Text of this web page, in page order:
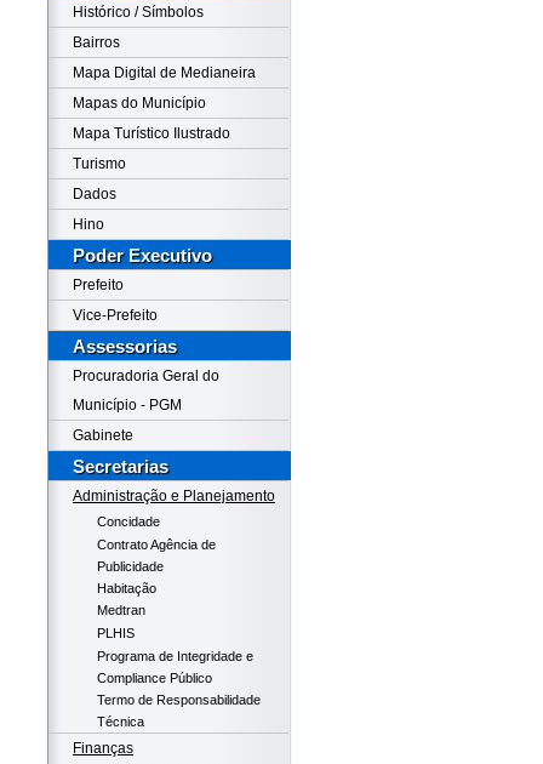
Histórico / Símbolos
Bairros
Mapa Digital de Medianeira
Mapas do Município
Mapa Turístico Ilustrado
Turismo
Dados
Hino
Poder Executivo
Prefeito
Vice-Prefeito
Assessorias
Procuradoria Geral do
Município - PGM
Gabinete
Secretarias
Administração e Planejamento
Concidade
Contrato Agência de
Publicidade
Habitação
Medtran
PLHIS
Programa de Integridade e
Compliance Público
Termo de Responsabilidade
Técnica
Finanças